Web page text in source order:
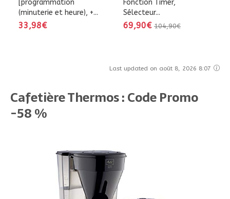
[programmation
(minuterie et heure), +...
33,98€
Fonction Timer,
Sélecteur...
69,90€ 104,90€
Last updated on août 8, 2026 8:07
Cafetière Thermos : Code Promo
-58 %